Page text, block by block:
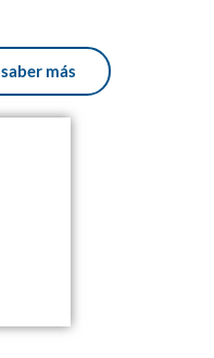
saber más